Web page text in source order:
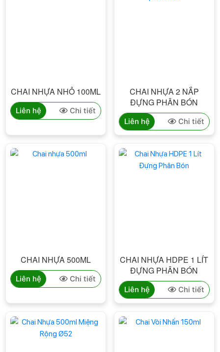
CHAI NHỰA NHỎ 100ML
Liên hệ Chi tiết
CHAI NHỰA 2 NẮP
ĐỰNG PHÂN BÓN
Liên hệ Chi tiết
CHAI NHỰA 500ML
Liên hệ Chi tiết
CHAI NHỰA HDPE 1 LÍT
ĐỰNG PHÂN BÓN
Liên hệ Chi tiết